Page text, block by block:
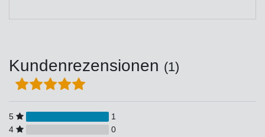
Kundenrezensionen (1)
5
1
4
0